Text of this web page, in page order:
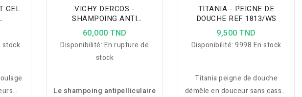
GEL
stock
VICHY DERCOS -
SHAMPOING ANTI
PELLICULAIRE CHEVEUX
SECS 390ML
60,000 TND
Disponibilité: En rupture de
stock
Le shampoing antipelliculaire
TITANIA - PEIGNE DE
DOUCHE REF 1813/WS
9,500 TND
Disponibilité:9998 En stock
Titania peigne de douche
démêle en douceur sans casse,